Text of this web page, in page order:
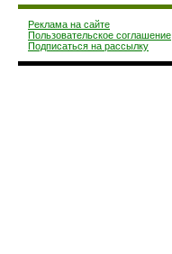
Реклама на сайте
Пользовательское соглашение
Подписаться на рассылку